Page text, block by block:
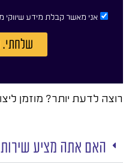
אני מאשר קבלת מידע
רוצה לדעת יותר? מוזמן
האם אתה מציע